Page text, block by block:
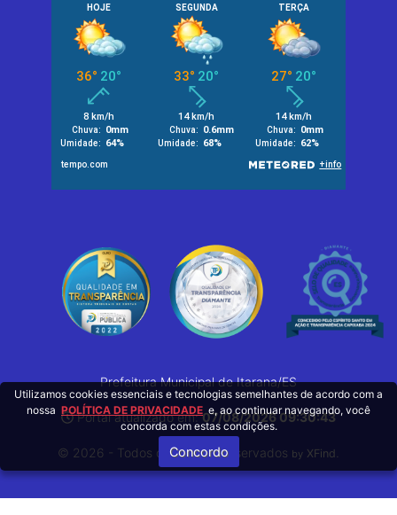
Prefeitura Municipal de Itarana/ES
Portal atualizado em:07/08/2026 09:30:43
© 2026 - Todos os Direitos Reservados by XFind
Utilizamos cookies essenciais e tecnologias semelhantes de acordo com a
nossa POLÍTICA DE PRIVACIDADE e, ao continuar navegando, você
concorda com estas condições.
Concordo